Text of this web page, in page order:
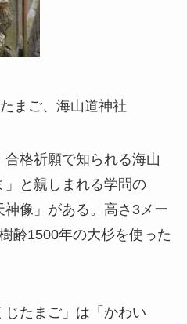
まご、海山道神社
格祈願で知られる海山
と親しまれる学問の
像」がある。高さ3メー
齢1500年の大杉を使った
たまご」は「かわい